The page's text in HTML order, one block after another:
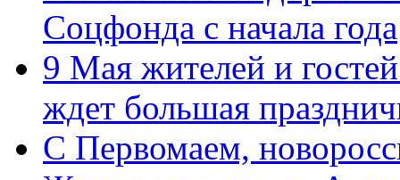
Соцфонда с начала года
9 Мая жителей и
ждет большая
C Первомаем,